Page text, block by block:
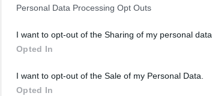
Personal Data Processing Opt Outs
I want to opt-out of the Sharing of my personal data.
Opted In
I want to opt-out of the Sale of my Personal Data.
Opted In